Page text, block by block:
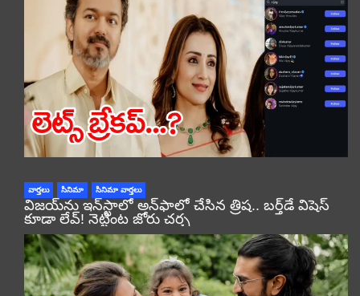
వార్తలు సినిమా సినిమా వార్తలు
విజయ్‌ను ఇన్‌స్టాలో అన్‌ఫాలో చేసిన త్రిష.. బర్త్‌డే విషెస్
కూడా లేవ్! నెట్టింట జోరు చర్చ